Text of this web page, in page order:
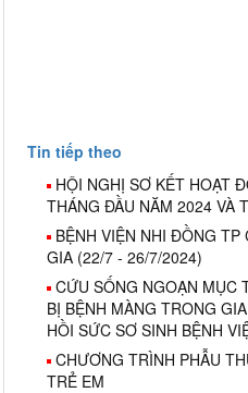
Tin tiếp theo
HỘI NGHỊ SƠ KẾT HOẠT
THÁNG ĐẦU NĂM 2024 VÀ
BỆNH VIỆN NHI ĐỒNG TP
GIA (22/7 - 26/7/2024)
CỨU SỐNG NGOẠN MỤC
BỊ BỆNH MÀNG TRONG
HỒI SỨC SƠ SINH BỆNH
CHƯƠNG TRÌNH PHẪU
TRẺ EM